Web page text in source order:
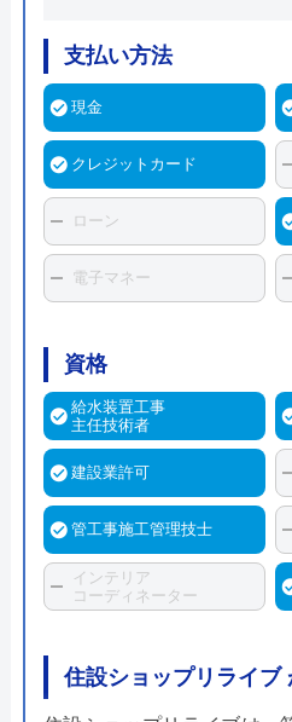
支払い方法
現金
クレジットカード
ローン
電子マネー
資格
給水装置工事
主任技術者
建設業許可
管工事施工管理技士
インテリア
コーディネーター
住設ショップリライブ